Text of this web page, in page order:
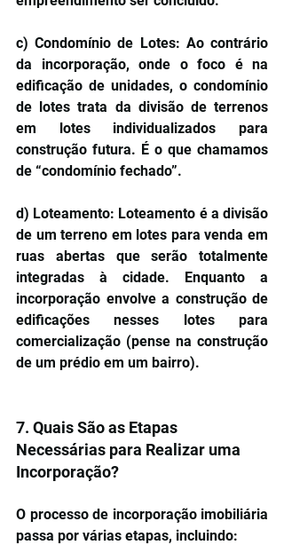
c) Condomínio de Lotes: Ao contrário
da incorporação, onde o foco é na
edificação de unidades, o condomínio
de lotes trata da divisão de terrenos
em lotes individualizados para
construção futura. É o que chamamos
de “condomínio fechado”.
d) Loteamento: Loteamento é a divisão
de um terreno em lotes para venda em
ruas abertas que serão totalmente
integradas à cidade. Enquanto a
incorporação envolve a construção de
edificações nesses lotes para
comercialização (pense na construção
de um prédio em um bairro).
7. Quais São as Etapas
Necessárias para Realizar uma
Incorporação?
O processo de incorporação imobiliária
passa por várias etapas, incluindo: